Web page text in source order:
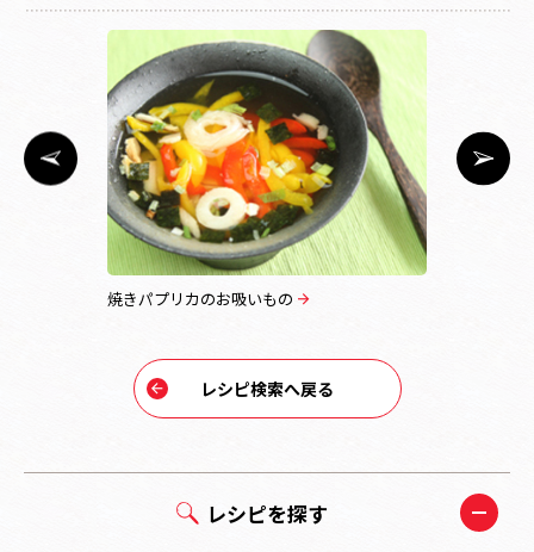
レシピを探す
焼きパプリカのお吸いもの
レシピ検索へ戻る